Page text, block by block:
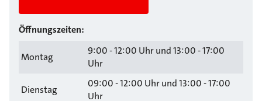
Öffnungszeiten:
Montag
9:00 - 12:00 Uhr und 13:00 - 17:00
Uhr
Dienstag
09:00 - 12:00 Uhr und 13:00 - 17:00
Uhr